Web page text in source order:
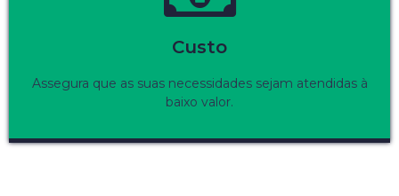
Custo
Assegura que as suas necessidades sejam atendidas à
baixo valor.